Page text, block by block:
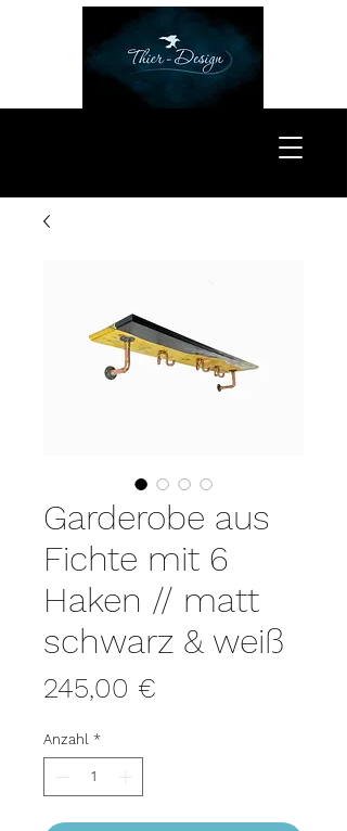
Garderobe aus
Fichte mit 6
Haken // matt
schwarz & weiß
245,00 €
Anzahl *